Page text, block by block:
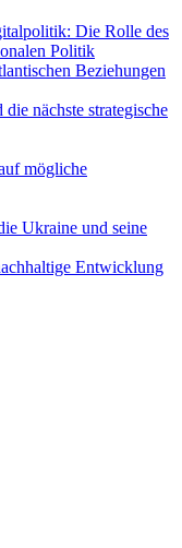
Die Rolle des
Politik
Beziehungen
nächste strategische
mögliche
Ukraine und seine
Entwicklung